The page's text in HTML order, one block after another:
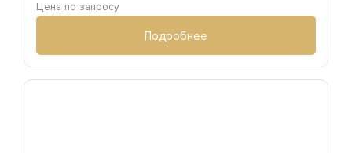
Цена по запросу
Подробнее